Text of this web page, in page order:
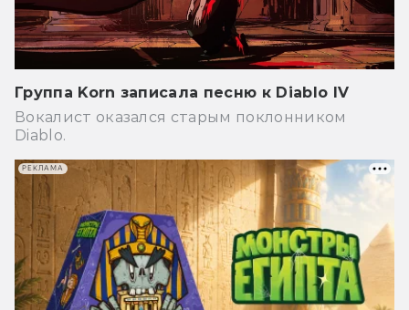
Группа Korn записала песню к Diablo IV
Вокалист оказался старым поклонником
Diablo.
РЕКЛАМА